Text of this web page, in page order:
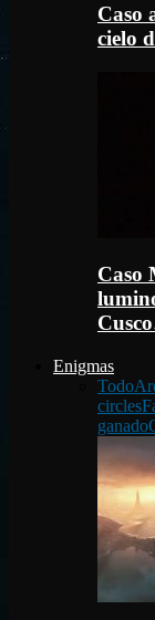
Caso
cielo
Caso
Enigmas
Todo
circles
ganado